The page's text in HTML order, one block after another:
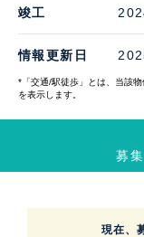
竣工
情報更新日
*「交通/駅徒歩」とは、当該
を表示します。
募
現在、